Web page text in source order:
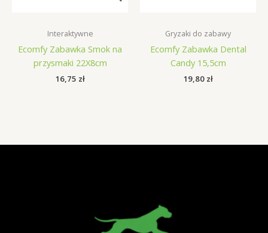
Interaktywne
Ecomfy Zabawka Smok na
przysmaki 22X8cm
16,75 zł
Gryzaki do zabawy
Ecomfy Zabawka Dental
Candy 15,5cm
19,80 zł